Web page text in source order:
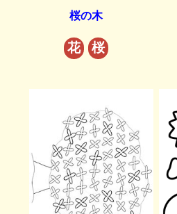
桜の木
花 桜